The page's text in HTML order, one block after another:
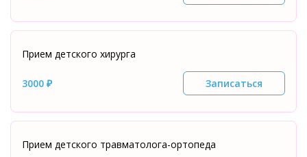
Прием детского хирурга
3000 ₽ Записаться
Прием детского травматолога-ортопеда